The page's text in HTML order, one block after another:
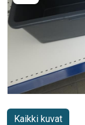
Kaikki kuvat